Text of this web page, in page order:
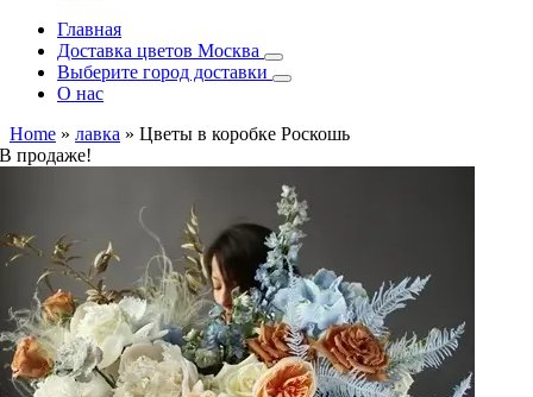
Главная
Доставка цветов Москва
Выберите город доставки
О нас
Home » лавка » Цветы в коробке Роскошь
В продаже!